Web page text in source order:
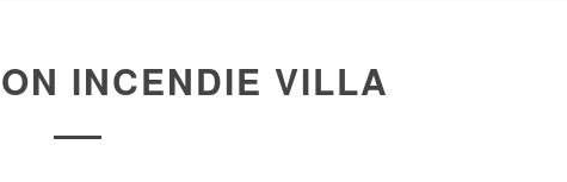
INCENDIE VILLA